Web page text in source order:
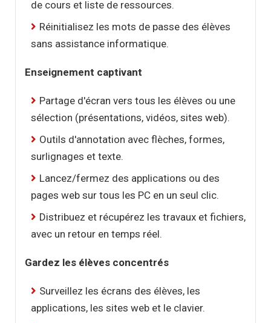
de cours et liste de ressources.
Réinitialisez les mots de passe des élèves
sans assistance informatique.
Enseignement captivant
Partage d'écran vers tous les élèves ou une
sélection (présentations, vidéos, sites web).
Outils d'annotation avec flèches, formes,
surlignages et texte.
Lancez/fermez des applications ou des
pages web sur tous les PC en un seul clic.
Distribuez et récupérez les travaux et fichiers,
avec un retour en temps réel.
Gardez les élèves concentrés
Surveillez les écrans des élèves, les
applications, les sites web et le clavier.